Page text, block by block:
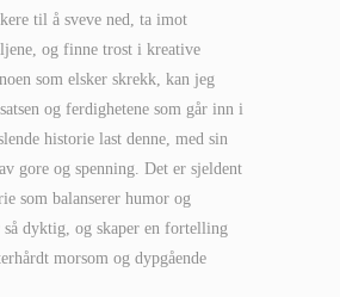
til å sveve ned, ta imot
og finne trost i kreative
som elsker skrekk, kan jeg
og ferdighetene som går inn i
historie last denne, med sin
gore og spenning. Det er sjeldent
som balanserer humor og
så dyktig, og skaper en fortelling
morsom og dypgående